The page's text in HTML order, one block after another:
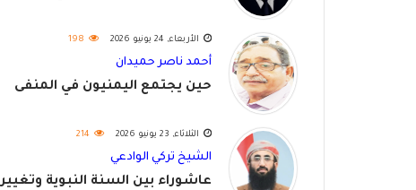
الأربعاء, 24 يونيو 2026 198
أحمد ناصر حميدان
حين يجتمع اليمنيون في المنفى
الثلاثاء, 23 يونيو 2026 214
الشيخ تركي الوادعي
عاشوراء بين السنة النبوية وتغيير